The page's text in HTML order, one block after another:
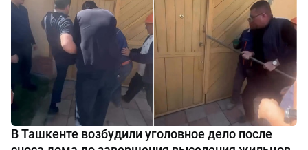
В Ташкенте возбудили уголовное дело после